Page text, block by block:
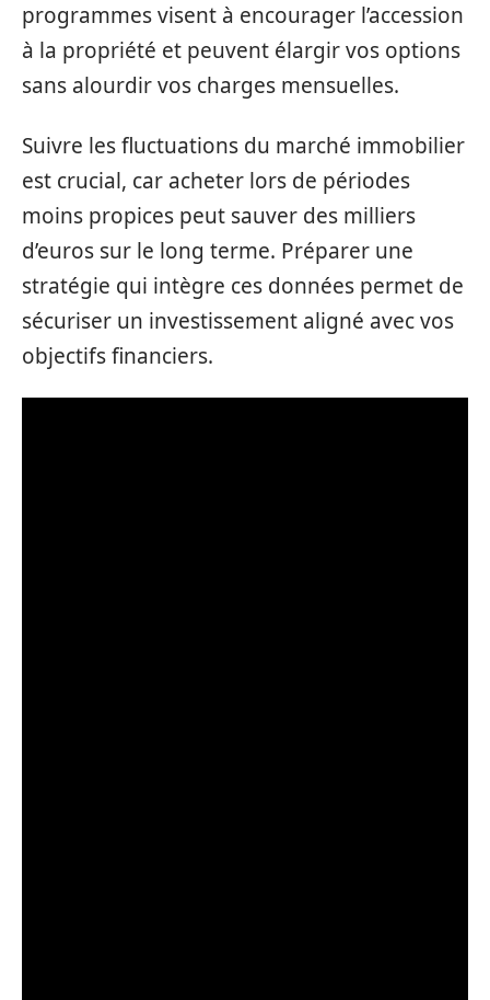
programmes visent à encourager l’accession
à la propriété et peuvent élargir vos options
sans alourdir vos charges mensuelles.
Suivre les fluctuations du marché immobilier
est crucial, car acheter lors de périodes
moins propices peut sauver des milliers
d’euros sur le long terme. Préparer une
stratégie qui intègre ces données permet de
sécuriser un investissement aligné avec vos
objectifs financiers.